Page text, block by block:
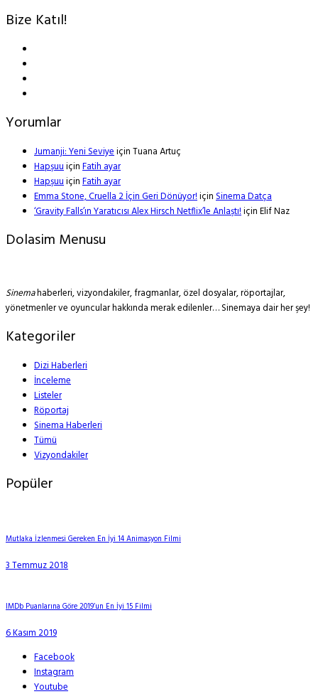
Bize Katıl!
Yorumlar
Jumanji: Yeni SeviyeiçinTuana Artuç
HapşuuiçinFatih ayar
HapşuuiçinFatih ayar
Emma Stone, Cruella 2 İçin Geri Dönüyor!içinSinema Datça
‘Gravity Falls’ın Yaratıcısı Alex Hirsch Netflix’le Anlaştı!içinElif Naz
Dolasim Menusu
Sinemahaberleri, vizyondakiler, fragmanlar, özel dosyalar, röportajlar,
yönetmenler ve oyuncular hakkında merak edilenler… Sinemaya dair her şey!
Kategoriler
Dizi Haberleri
İnceleme
Listeler
Röportaj
Sinema Haberleri
Tümü
Vizyondakiler
Popüler
Mutlaka İzlenmesi Gereken En İyi 14 Animasyon Filmi
3 Temmuz 2018
IMDb Puanlarına Göre 2019’un En İyi 15 Filmi
6 Kasım 2019
Facebook
Instagram
Youtube